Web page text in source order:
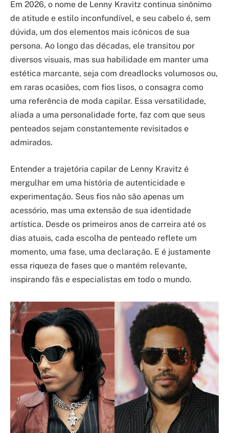
Em 2026, o nome de Lenny Kravitz continua sinônimo
de atitude e estilo inconfundível, e seu cabelo é, sem
dúvida, um dos elementos mais icônicos de sua
persona. Ao longo das décadas, ele transitou por
diversos visuais, mas sua habilidade em manter uma
estética marcante, seja com dreadlocks volumosos ou,
em raras ocasiões, com fios lisos, o consagra como
uma referência de moda capilar. Essa versatilidade,
aliada a uma personalidade forte, faz com que seus
penteados sejam constantemente revisitados e
admirados.
Entender a trajetória capilar de Lenny Kravitz é
mergulhar em uma história de autenticidade e
experimentação. Seus fios não são apenas um
acessório, mas uma extensão de sua identidade
artística. Desde os primeiros anos de carreira até os
dias atuais, cada escolha de penteado reflete um
momento, uma fase, uma declaração. E é justamente
essa riqueza de fases que o mantém relevante,
inspirando fãs e especialistas em todo o mundo.